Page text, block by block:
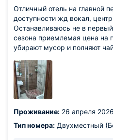
полностью оправдал Ваши
искренне рады вновь
Галерея Парк» и
следующий отдых ещё
и заботой, Администрация
Парк»
Отличный отель на главной
доступности жд вокал,
Останавливаюсь не в
сезона приемлемая цена на
убирают мусор и полняют
Проживание: 26 апреля
Тип номера: Двухместный